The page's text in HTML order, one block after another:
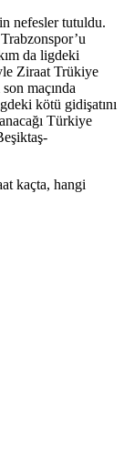
nefesler tutuldu.
da ligdeki
Ziraat Trükiye
maçında
kötü gidişatını
Türkiye